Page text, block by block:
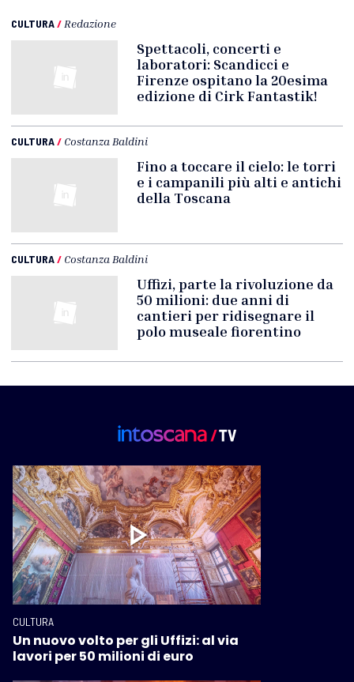
CULTURA/ Redazione
Spettacoli, concerti e
laboratori: Scandicci e
Firenze ospitano la 20esima
edizione di Cirk Fantastik!
CULTURA/ Costanza Baldini
Fino a toccare il cielo: le torri
e i campanili più alti e antichi
della Toscana
CULTURA/ Costanza Baldini
Uffizi, parte la rivoluzione da
50 milioni: due anni di
cantieri per ridisegnare il
polo museale fiorentino
CULTURA
Un nuovo volto per gli Uffizi: al via
lavori per 50 milioni di euro